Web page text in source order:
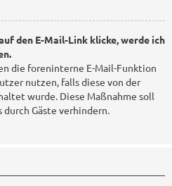
den E-Mail-Link klicke, werde ich
die foreninterne E-Mail-Funktion
nutzen, falls diese von der
wurde. Diese Maßnahme soll
durch Gäste verhindern.